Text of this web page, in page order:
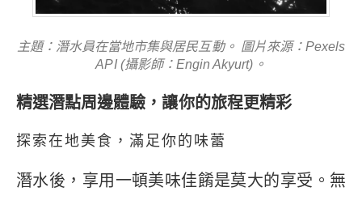
主題：潛水員在當地市集與居民互動。 圖片來源：Pexels
API (攝影師：Engin Akyurt)。
精選潛點周邊體驗，讓你的旅程更精彩
探索在地美食，滿足你的味蕾
潛水後，享用一頓美味佳餚是莫大的享受。無